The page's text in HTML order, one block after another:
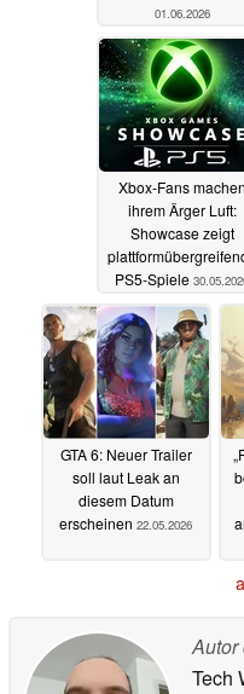
01.06.2026
Xbox-Fans machen
ihrem Ärger Luft:
Showcase zeigt
PS5-Spiele
GTA 6: Neuer Trailer
soll laut Leak an
diesem Datum
erscheinen 22.05.2026
Autor
Tech